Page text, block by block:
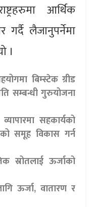
आर्थिक
लैजानुपर्नेमा
।
बिम्स्टेक ग्रीड
सम्बन्धी गुरुयोजना
सहकार्यको
समूह विकास गर्न
स्रोतलाई ऊर्जाको
ऊर्जा, वातारण र